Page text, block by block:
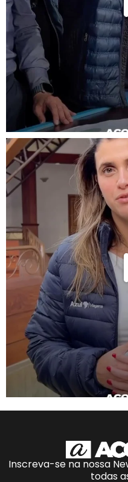
Inscreva-se na nossa
todas